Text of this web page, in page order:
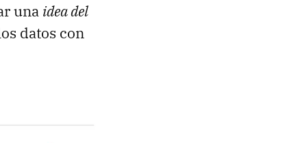
una idea del
datos con